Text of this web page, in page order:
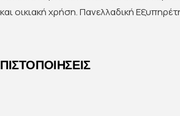
και οικιακή χρήση. Πανελλαδική
ΠΙΣΤΟΠΟΙΗΣΕΙΣ